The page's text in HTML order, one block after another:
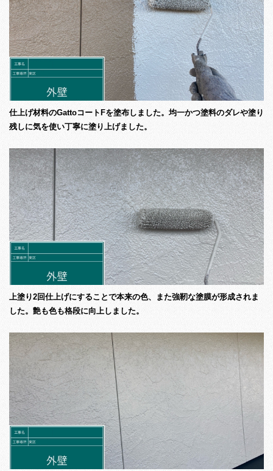
仕上げ材料のGattoコートFを塗布しました。均一かつ塗料のダレや塗り
残しに気を使い丁寧に塗り上げました。
上塗り2回仕上げにすることで本来の色、また強靭な塗膜が形成されま
した。艶も色も格段に向上しました。